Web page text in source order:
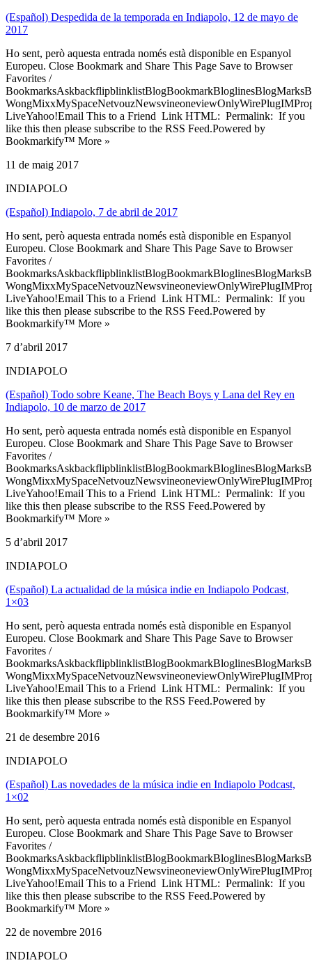
(Español) Despedida de la temporada en Indiapolo, 12 de mayo de
2017
Ho sent, però aquesta entrada només està disponible en Espanyol
Europeu. Close Bookmark and Share This Page Save to Browser
Favorites /
LiveYahoo!Email This to a Friend Link HTML: Permalink: If you
like this then please subscribe to the RSS Feed.Powered by
Bookmarkify™ More »
11 de maig 2017
INDIAPOLO
(Español) Indiapolo, 7 de abril de 2017
Ho sent, però aquesta entrada només està disponible en Espanyol
Europeu. Close Bookmark and Share This Page Save to Browser
Favorites /
LiveYahoo!Email This to a Friend Link HTML: Permalink: If you
like this then please subscribe to the RSS Feed.Powered by
Bookmarkify™ More »
7 d’abril 2017
INDIAPOLO
(Español) Todo sobre Keane, The Beach Boys y Lana del Rey en
Indiapolo, 10 de marzo de 2017
Ho sent, però aquesta entrada només està disponible en Espanyol
Europeu. Close Bookmark and Share This Page Save to Browser
Favorites /
LiveYahoo!Email This to a Friend Link HTML: Permalink: If you
like this then please subscribe to the RSS Feed.Powered by
Bookmarkify™ More »
5 d’abril 2017
INDIAPOLO
(Español) La actualidad de la música indie en Indiapolo Podcast,
1×03
Ho sent, però aquesta entrada només està disponible en Espanyol
Europeu. Close Bookmark and Share This Page Save to Browser
Favorites /
LiveYahoo!Email This to a Friend Link HTML: Permalink: If you
like this then please subscribe to the RSS Feed.Powered by
Bookmarkify™ More »
21 de desembre 2016
INDIAPOLO
(Español) Las novedades de la música indie en Indiapolo Podcast,
1×02
Ho sent, però aquesta entrada només està disponible en Espanyol
Europeu. Close Bookmark and Share This Page Save to Browser
Favorites /
LiveYahoo!Email This to a Friend Link HTML: Permalink: If you
like this then please subscribe to the RSS Feed.Powered by
Bookmarkify™ More »
22 de novembre 2016
INDIAPOLO